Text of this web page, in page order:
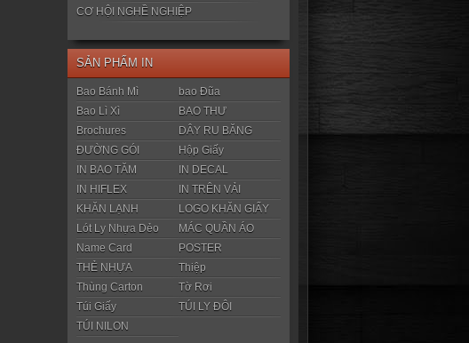
CƠ HỘI NGHỀ NGHIỆP
SẢN PHẨM IN
Bao Bánh Mì
bao Đũa
Bao Lì Xì
BAO THƯ
Brochures
DÂY RU BĂNG
ĐƯỜNG GÓI
Hộp Giấy
IN BAO TĂM
IN DECAL
IN HIFLEX
IN TRÊN VẢI
KHĂN LẠNH
LOGO KHĂN GIẤY
Lót Ly Nhựa Dẻo
MÁC QUẦN ÁO
Name Card
POSTER
THẺ NHỰA
Thiệp
Thùng Carton
Tờ Rơi
Túi Giấy
TÚI LY ĐÔI
TÚI NILON